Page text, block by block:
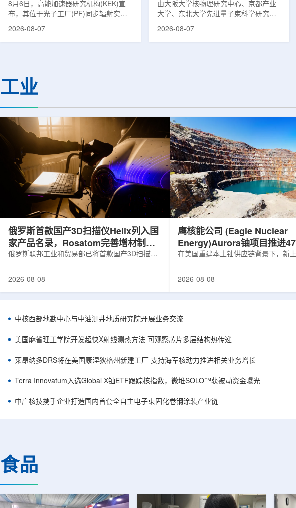
8月6日，高能加速器研究机构(KEK)宣
布，其位于光子工厂(PF)同步辐射实验
装置的BL-11A和BL-11B光束线已建成世
心的同步辐射装置组成，定位为科研和
教育基础设施。新光束线的主要特点在
观...
2026-08-07
由大阪大学核物理研究中心、京都产业
大学、东北大学先进量子束科学研究中
心、高丽大学、岐阜大学、中国近代物
射设施SP...
2026-08-07
工业
俄罗斯首款国产3D扫描仪Helix列入国
家产品名录，Rosatom完善增材制造
技术链
俄罗斯联邦工业和贸易部已将首款国产3D扫描仪
完成。至此，Helix成为俄罗斯首款、也是目前唯
RangeVision Helix由俄罗斯国家原子能公司增材
制造合作伙伴RangeVision研发制造。自2025年
以来，该公司成为唯一纳入俄罗斯国家原子能公
司增材制造生态系统的俄罗斯3D扫描...
2026-08-08
鹰核能公司 (Eagle Nuclear
Energy)Aurora铀项目推进
研钻探
在美国重建本土铀供应链背景下，新
1300标准含indicated资源3275万磅
孔、总进尺约2.7万英尺的预可研钻探
州审批通过后开工，预计2027年下半
研。技术端近期增补Yukuskokon
Services，并扩大与BBA USA、SLR I...
2026-08-08
中核西部地勘中心与中油测井地质研究院开展业务交流
美国麻省理工学院开发超快X射线测热方法 可观察芯片多层结构热传递
莱昂纳多DRS将在美国康涅狄格州新建工厂 支持海军核动力推进相关业务增长
Terra Innovatum入选Global X铀ETF跟踪核指数，微堆SOLO™获被动资金曝光
中广核技携手企业打造国内首套全自主电子束固化卷钢涂装产业链
食品